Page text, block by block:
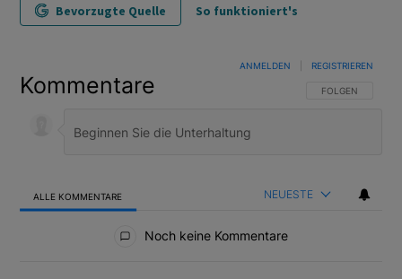
Bevorzugte Quelle So funktioniert's
Kommentare FOLGE DIESER
FOLGEN
ANMELDEN REGISTRIEREN
ALLE KOMMENTARE NEUESTE
Noch keine Kommentare